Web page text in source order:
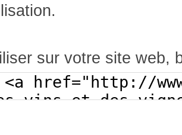
sur votre site web,